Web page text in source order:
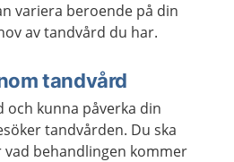
variera beroende på din
av tandvård du har.
tandvård
och kunna påverka din
tandvården. Du ska
vad behandlingen kommer